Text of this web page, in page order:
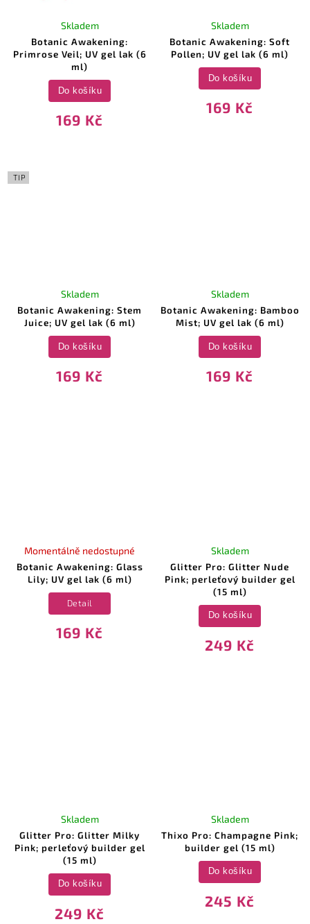
Botanic Awakening:
Primrose Veil; UV gel lak (6
ml)
Skladem
169 Kč
Do košíku
Botanic Awakening: Soft
Pollen; UV gel lak (6 ml)
Skladem
169 Kč
Do košíku
TIP
Botanic Awakening: Stem
Juice; UV gel lak (6 ml)
Skladem
169 Kč
Do košíku
Botanic Awakening: Bamboo
Mist; UV gel lak (6 ml)
Skladem
169 Kč
Do košíku
Botanic Awakening: Glass
Lily; UV gel lak (6 ml)
Momentálně nedostupné
169 Kč
Detail
Glitter Pro: Glitter Nude
Pink; perleťový builder gel
(15 ml)
Skladem
249 Kč
Do košíku
Glitter Pro: Glitter Milky
Pink; perleťový builder gel
(15 ml)
Skladem
249 Kč
Do košíku
Thixo Pro: Champagne Pink;
builder gel (15 ml)
Skladem
245 Kč
Do košíku